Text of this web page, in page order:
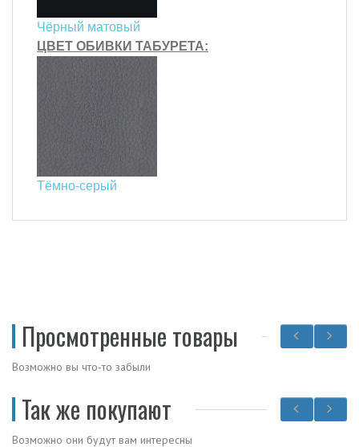
Чёрный матовый
ЦВЕТ ОБИВКИ ТАБУРЕТА:
Тёмно-серый
Просмотренные товары
Возможно вы что-то забыли
Так же покупают
Возможно они будут вам интересны